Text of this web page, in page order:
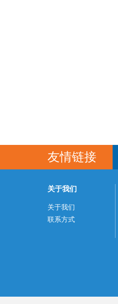
友情链接
关于我们
关于我们
联系方式